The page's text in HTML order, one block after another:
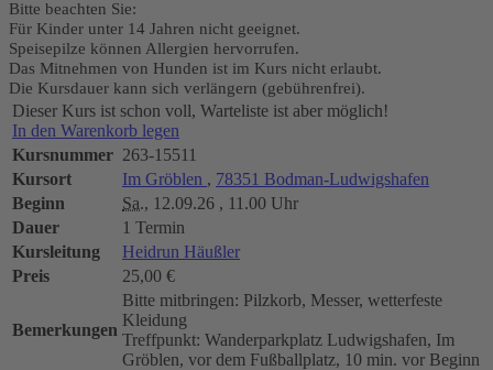
Bitte beachten Sie:
Für Kinder unter 14 Jahren nicht geeignet.
Speisepilze können Allergien hervorrufen.
Das Mitnehmen von Hunden ist im Kurs nicht erlaubt.
Die Kursdauer kann sich verlängern (gebührenfrei).
Dieser Kurs ist schon voll, Warteliste ist aber möglich!
In den Warenkorb legen
Kursnummer 263-15511
Kursort
Im Gröblen , 78351 Bodman-Ludwigshafen
Beginn
Sa., 12.09.26 , 11.00 Uhr
Dauer
1 Termin
Kursleitung
Heidrun Häußler
Preis
25,00 €
Bemerkungen
Bitte mitbringen: Pilzkorb, Messer, wetterfeste
Kleidung
Treffpunkt: Wanderparkplatz Ludwigshafen, Im
Gröblen, vor dem Fußballplatz, 10 min. vor Beginn